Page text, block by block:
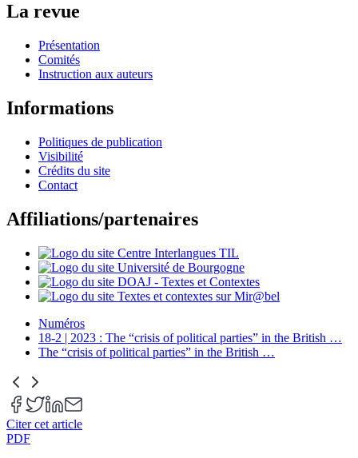
La revue
Présentation
Comités
Instruction aux auteurs
Informations
Politiques de publication
Visibilité
Crédits du site
Contact
Affiliations/partenaires
Numéros
18-2 | 2023 : The “crisis of political parties” in the British …
The “crisis of political parties” in the British …
Citer cet article
PDF